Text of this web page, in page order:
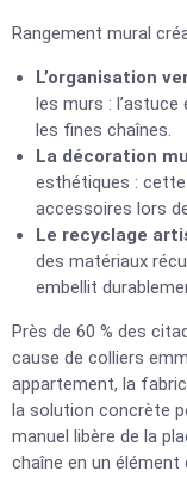
Rangement mural
L’organisation
les murs :
les fines chaînes.
La décoration
esthétiques :
accessoires lors
Le recyclage
des matériaux
embellit
Près de 60 % des
cause de colliers
appartement, la
la solution concrète
manuel libère de la
chaîne en un